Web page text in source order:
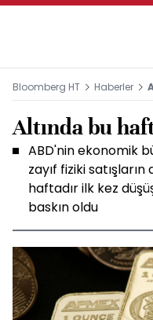
Bloomberg HT Haberler
Altında bu
ABD'nin ekonomik
zayıf fiziki
haftadır ilk kez
baskın oldu